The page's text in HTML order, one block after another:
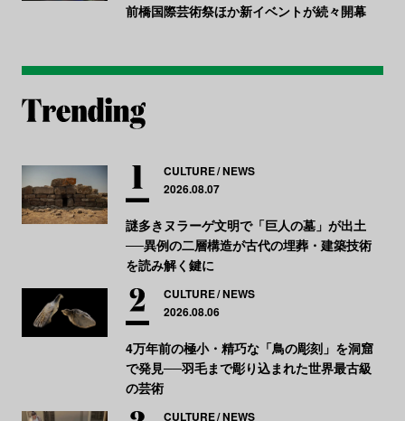
前橋国際芸術祭ほか新イベントが続々開幕
CULTURE NEWS
2026.08.07
謎多きヌラーゲ文明で「巨人の墓」が出土
──異例の二層構造が古代の埋葬・建築技術
を読み解く鍵に
CULTURE NEWS
2026.08.06
4万年前の極小・精巧な「鳥の彫刻」を洞窟
で発見──羽毛まで彫り込まれた世界最古級
の芸術
CULTURE NEWS